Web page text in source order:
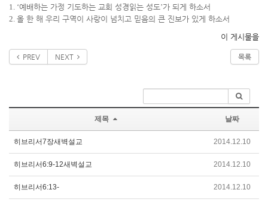
1. ‘예배하는 가정 기도하는 교회 성경읽는 성도’가 되게 하소서
2. 올 한 해 우리 구역이 사랑이 넘치고 믿음의 큰 진보가 있게 하소서
이 게시물을
PREV NEXT 목록
제목 날짜
히브리서7장새벽설교 2014.12.10
히브리서6:9-12새벽설교 2014.12.10
히브리서6:13- 2014.12.10